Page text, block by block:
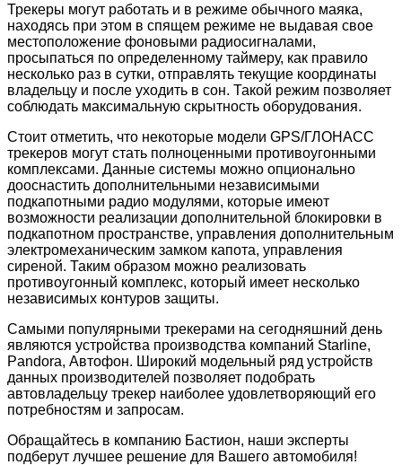
Трекеры могут работать и в режиме обычного маяка,
находясь при этом в спящем режиме не выдавая свое
местоположение фоновыми радиосигналами,
просыпаться по определенному таймеру, как правило
несколько раз в сутки, отправлять текущие координаты
владельцу и после уходить в сон. Такой режим позволяет
соблюдать максимальную скрытность оборудования.
Стоит отметить, что некоторые модели GPS/ГЛОНАСС
трекеров могут стать полноценными противоугонными
комплексами. Данные системы можно опционально
дооснастить дополнительными независимыми
подкапотными радио модулями, которые имеют
возможности реализации дополнительной блокировки в
подкапотном пространстве, управления дополнительным
электромеханическим замком капота, управления
сиреной. Таким образом можно реализовать
противоугонный комплекс, который имеет несколько
независимых контуров защиты.
Самыми популярными трекерами на сегодняшний день
являются устройства производства компаний Starline,
Pandora, Автофон. Широкий модельный ряд устройств
данных производителей позволяет подобрать
автовладельцу трекер наиболее удовлетворяющий его
потребностям и запросам.
Обращайтесь в компанию Бастион, наши эксперты
подберут лучшее решение для Вашего автомобиля!